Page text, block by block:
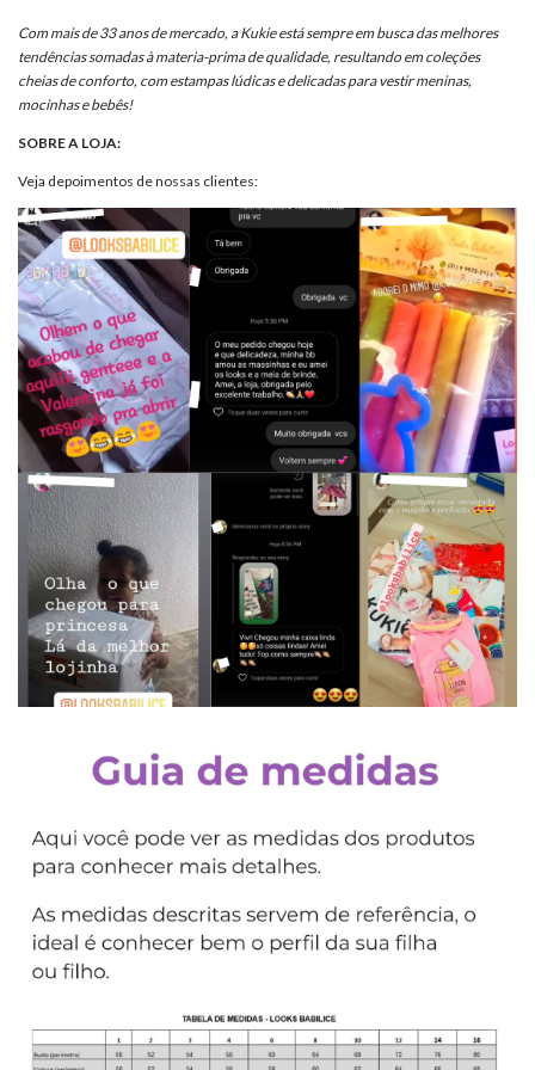
Com mais de 33 anos de mercado, a Kukie está sempre em busca das melhores
tendências somadas à materia-prima de qualidade, resultando em coleções
cheias de conforto, com estampas lúdicas e delicadas para vestir meninas,
mocinhas e bebês!
SOBRE A LOJA:
Veja depoimentos de nossas clientes: